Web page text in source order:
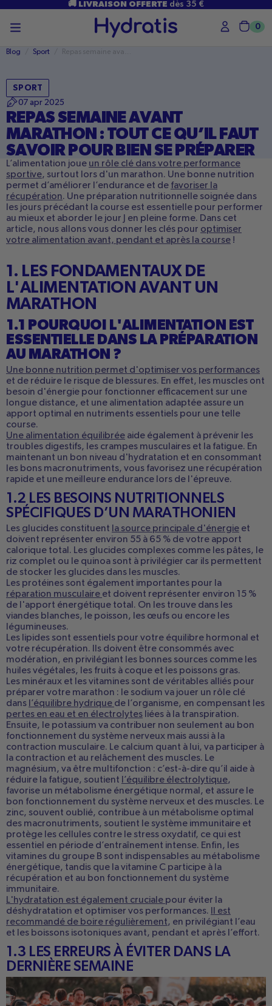
CONTENU
🚚 LIVRAISON OFFERTE dès 35 €
0
Blog Sport
SPORT
07 apr 2025
REPAS SEMAINE AVANT
MARATHON : TOUT CE QU’IL FAUT
SAVOIR POUR BIEN SE PRÉPARER
L’alimentation joue un rôle clé dans votre performance
sportive, surtout lors d'un marathon. Une bonne nutrition
permet d’améliorer l’endurance et de favoriser la
récupération. Une préparation nutritionnelle soignée dans
les jours précédant la course est essentielle pour performer
au mieux et aborder le jour J en pleine forme. Dans cet
article, nous allons vous donner les clés pour optimiser
votre alimentation avant, pendant et après la course !
1. LES FONDAMENTAUX DE
L'ALIMENTATION AVANT UN
MARATHON
1.1 POURQUOI L'ALIMENTATION EST
ESSENTIELLE DANS LA PRÉPARATION
AU MARATHON ?
Une bonne nutrition permet d'optimiser vos performances
et de réduire le risque de blessures. En effet, les muscles ont
besoin d'énergie pour fonctionner efficacement sur une
longue distance, et une alimentation adaptée assure un
apport optimal en nutriments essentiels pour une telle
course.
Une alimentation équilibrée aide également à prévenir les
troubles digestifs, les crampes musculaires et la fatigue. En
maintenant un bon niveau d'hydratation et en consommant
les bons macronutriments, vous favorisez une récupération
rapide et une meilleure endurance lors de l'épreuve.
1.2 LES BESOINS NUTRITIONNELS
SPÉCIFIQUES D’UN MARATHONIEN
Les glucides constituent la source principale d'énergie et
doivent représenter environ 55 à 65 % de votre apport
calorique total. Les glucides complexes comme les pâtes, le
riz complet ou le quinoa sont à privilégier car ils permettent
de stocker les glucides dans les muscles.
Les protéines sont également importantes pour la
réparation musculaire et doivent représenter environ 15 %
de l'apport énergétique total. On les trouve dans les
viandes blanches, le poisson, les œufs ou encore les
légumineuses.
Les lipides sont essentiels pour votre équilibre hormonal et
votre récupération. Ils doivent être consommés avec
modération, en privilégiant les bonnes sources comme les
huiles végétales, les fruits à coque et les poissons gras.
Les minéraux et les vitamines sont de véritables alliés pour
préparer votre marathon : le sodium va jouer un rôle clé
dans l’équilibre hydrique de l’organisme, en compensant les
pertes en eau et en électrolytes liées à la transpiration.
Ensuite, le potassium va contribuer non seulement au bon
fonctionnement du système nerveux mais aussi à la
contraction musculaire. Le calcium quant à lui, va participer à
la contraction et au relâchement des muscles. Le
magnésium, va être multifonction : c’est-à-dire qu’il aide à
réduire la fatigue, soutient l’équilibre électrolytique,
favorise un métabolisme énergétique normal, et assure le
bon fonctionnement du système nerveux et des muscles. Le
zinc, souvent oublié, contribue à un métabolisme optimal
des macronutriments, soutient le système immunitaire et
protège les cellules contre le stress oxydatif, ce qui est
essentiel en période d’entraînement intense. Enfin, les
vitamines du groupe B sont indispensables au métabolisme
énergétique, tandis que la vitamine C participe à la
récupération et au bon fonctionnement du système
immunitaire.
L'hydratation est également cruciale pour éviter la
déshydratation et optimiser vos performances.
Il est
recommandé de boire régulièrement, en privilégiant l’eau
et les boissons isotoniques avant, pendant et après l’effort.
1.3 LES ERREURS À ÉVITER DANS LA
DERNIÈRE SEMAINE